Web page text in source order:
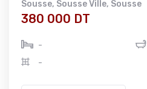
Sousse, Sousse Ville, Sousse
380 000 DT
-
-